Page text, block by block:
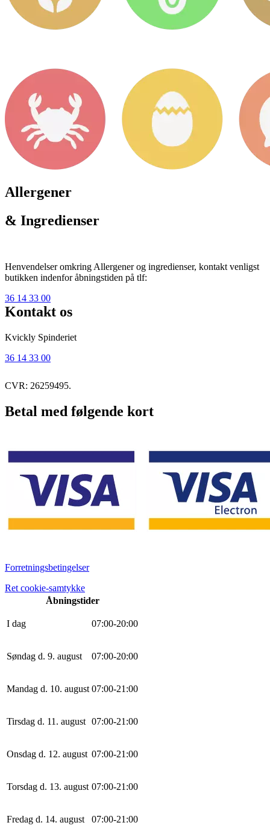
Allergener
& Ingredienser
Henvendelser omkring Allergener og ingredienser, kontakt venligst
butikken indenfor åbningstiden på tlf:
36 14 33 00
Kontakt os
Kvickly Spinderiet
36 14 33 00
CVR: 26259495.
Betal med følgende kort
Forretningsbetingelser
Ret cookie-samtykke
Åbningstider
I dag 07:00-20:00
Søndag d. 9. august 07:00-20:00
Mandag d. 10. august 07:00-21 :00
Tirsdag d. 11. august 07:00-21 :00
Onsdag d. 12. august 07:00-21 :00
Torsdag d. 13. august 07:00-21 :00
Fredag d. 14. august 07:00-21 :00